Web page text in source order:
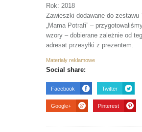
Rok: 2018
Zawieszki dodawane do zestawu
„Mama Potrafi” –
wzory – dobierane zależnie od
adresat przesyłki z prezentem.
Materiały reklamowe
Social share:
Facebook Twitter
Google+ Pinterest